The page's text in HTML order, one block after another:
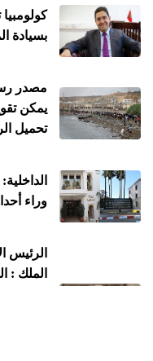
بسيادة
مصدر
يمكن
تحميل
وراء
الرئيس
الملك :